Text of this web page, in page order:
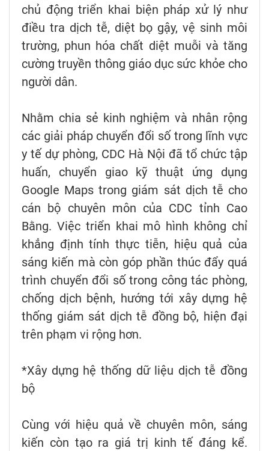
chủ động triển khai biện pháp xử lý như
điều tra dịch tễ, diệt bọ gậy, vệ sinh môi
trường, phun hóa chất diệt muỗi và tăng
cường truyền thông giáo dục sức khỏe cho
người dân.
Nhằm chia sẻ kinh nghiệm và nhân rộng
các giải pháp chuyển đổi số trong lĩnh vực
y tế dự phòng, CDC Hà Nội đã tổ chức tập
huấn, chuyển giao kỹ thuật ứng dụng
Google Maps trong giám sát dịch tễ cho
cán bộ chuyên môn của CDC tỉnh Cao
Bằng. Việc triển khai mô hình không chỉ
khẳng định tính thực tiễn, hiệu quả của
sáng kiến mà còn góp phần thúc đẩy quá
trình chuyển đổi số trong công tác phòng,
chống dịch bệnh, hướng tới xây dựng hệ
thống giám sát dịch tễ đồng bộ, hiện đại
trên phạm vi rộng hơn.
*Xây dựng hệ thống dữ liệu dịch tễ đồng
bộ
Cùng với hiệu quả về chuyên môn, sáng
kiến còn tạo ra giá trị kinh tế đáng kể.